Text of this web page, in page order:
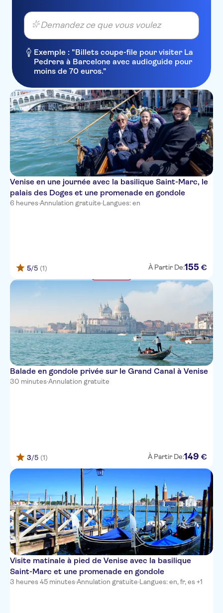
Demandez ce que vous voulez
Exemple : "Billets coupe-file pour visiter La
Pedrera à Barcelone avec audioguide pour
moins de 70 euros."
Venise en une journée avec la basilique Saint-Marc, le
palais des Doges et une promenade en gondole
6 heures·Annulation gratuite·Langues: en
5/5 (1) À Partir De:155 €
Balade en gondole privée sur le Grand Canal à Venise
30 minutes·Annulation gratuite
3/5 (1) À Partir De:149 €
Visite matinale à pied de Venise avec la basilique
Saint-Marc et une promenade en gondole
3 heures 45 minutes·Annulation gratuite·Langues: en, fr, es +1